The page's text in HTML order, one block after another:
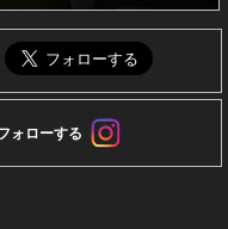
ォローする